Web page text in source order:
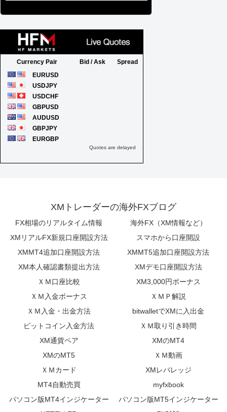
XMトレーダーの海外FXブログ
FX相場のリアルタイム情報
海外FX（XM情報など）
XMリアルFX新規口座開設方法
スマホから口座開設
XMMT4追加口座開設方法
XMMT5追加口座開設方法
XM本人確認書類提出方法
XMデモ口座開設方法
ＸＭ口座比較
XM3,000円ボーナス
ＸＭ入金ボーナス
ＸＭＰ解説
ＸＭ入金・出金方法
bitwalletでXMに入出金
ビットコイン入金方法
ＸＭ取り引き時間
XM通貨ペア
XMのMT4
XMのMT5
ＸＭ動画
ＸＭカード
XMレバレッジ
MT4自動売買
myfxbook
パソコン版MT4インジケーター
パソコン版MT5インジケーター